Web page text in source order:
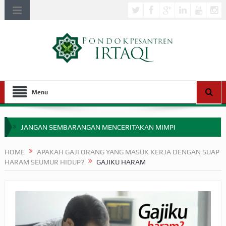
Menu
JANGAN SEMBARANGAN MENCERITAKAN MIMPI
MIMPI YANG DIABAIKAN MENJELANG PERANG BADAR
SEBELUM TIBA SAAT WAJIB?
HAKIKAT NIKMAT DI DUNIA!
HOME
APAKAH GAJI ORANG YANG MASUK KERJA DENGAN SUAP
HARAM SEUMUR HIDUP?
GAJIKU HARAM